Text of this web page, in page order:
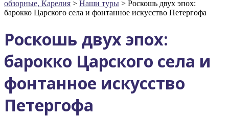
обзорные, Карелия > Наши туры > Роскошь двух эпох:
барокко Царского села и фонтанное искусство Петергофа
Роскошь двух эпох:
барокко Царского села и
фонтанное искусство
Петергофа